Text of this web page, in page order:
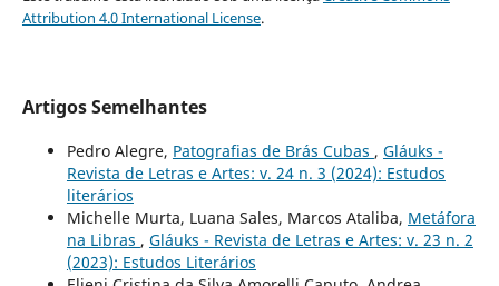
Attribution 4.0 International License.
Artigos Semelhantes
Pedro Alegre, Patografias de Brás Cubas , Gláuks -
Revista de Letras e Artes: v. 24 n. 3 (2024): Estudos
literários
Michelle Murta, Luana Sales, Marcos Ataliba, Metáfora
na Libras , Gláuks - Revista de Letras e Artes: v. 23 n. 2
(2023): Estudos Literários